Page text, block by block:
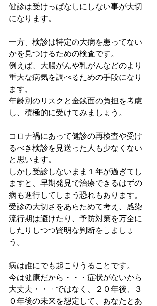
健診は受けっぱなしにしない事が大切
になります。
一方、検診は特定の大病を患ってない
かを見つけるための検査です。
例えば、大腸がんや乳がんなどのより
重大な病気を調べるための手段になり
ます。
年齢別のリスクと金銭面の負担を考慮
し、積極的に受けてみましょう。
コロナ禍にあって健診の再検査や受け
るべき検診を見送った人も少なくない
と思います。
しかし受診しないまま１年が過ぎてし
ますと、早期発見で治療できるはずの
病も進行してしまう恐れもあります。
受診の大切さをあらためて考え、感染
流行期は避けたり、予防対策を万全に
したりしつつ賢明な判断をしましょ
う。
病は誰にでも起こりうることです。
今は健康だから・・・症状がないから
大丈夫・・・ではなく、２０年後、３
０年後の未来を想定して、あなたとあ